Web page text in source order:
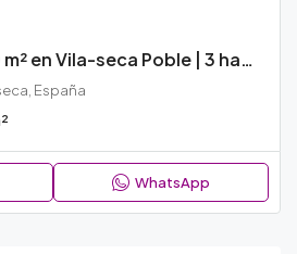
Piso amplio de 90 m² en Vila-seca Poble | 3 hab. con vestidor, 2 baños | ¡Zona céntrica! – REF: N138V
España
WhatsApp